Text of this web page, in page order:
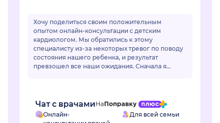
Хочу поделиться своим положительным
опытом онлайн-консультации с детским
кардиологом. Мы обратились к этому
специалисту из-за некоторых тревог по поводу
состояния нашего ребенка, и результат
превзошел все наши ожидания. Сначала я
Чат с врачами
Онлайн-
Для всей семьи